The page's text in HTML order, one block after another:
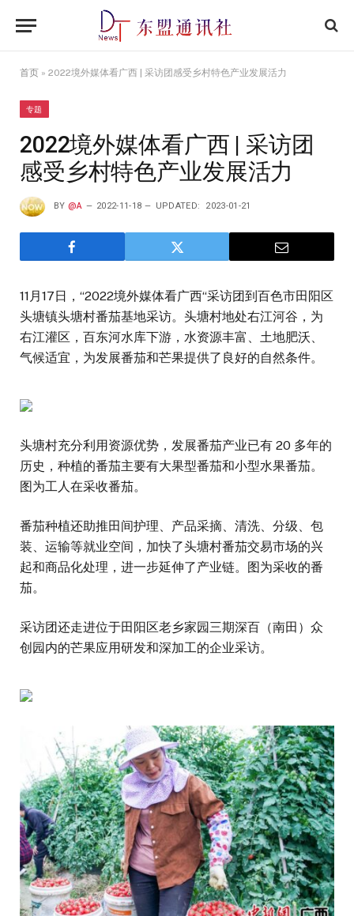
首页 » 2022境外媒体看广西 | 采访团感受乡村特色产业发展活力
专题
2022境外媒体看广西 | 采访团
感受乡村特色产业发展活力
BY @A 2022-11-18 UPDATED: 2023-01-21
11月17日，“2022境外媒体看广西“采访团到百色市田阳区
头塘镇头塘村番茄基地采访。头塘村地处右江河谷，为
右江灌区，百东河水库下游，水资源丰富、土地肥沃、
气候适宜，为发展番茄和芒果提供了良好的自然条件。
头塘村充分利用资源优势，发展番茄产业已有 20 多年的
历史，种植的番茄主要有大果型番茄和小型水果番茄。
图为工人在采收番茄。
番茄种植还助推田间护理、产品采摘、清洗、分级、包
装、运输等就业空间，加快了头塘村番茄交易市场的兴
起和商品化处理，进一步延伸了产业链。图为采收的番
茄。
采访团还走进位于田阳区老乡家园三期深百（南田）众
创园内的芒果应用研发和深加工的企业采访。